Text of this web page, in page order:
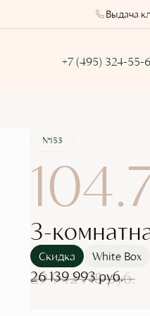
Выдача
+7 (495) 324-55-
№153
3-
Скидка White Box
29 942 718 руб.
26 139 993 руб.